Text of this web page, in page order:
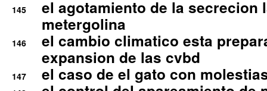
145
el agotamiento de la secrecion
metergolina
146
el cambio climatico esta
expansion de las cvbd
147 el caso de el gato con